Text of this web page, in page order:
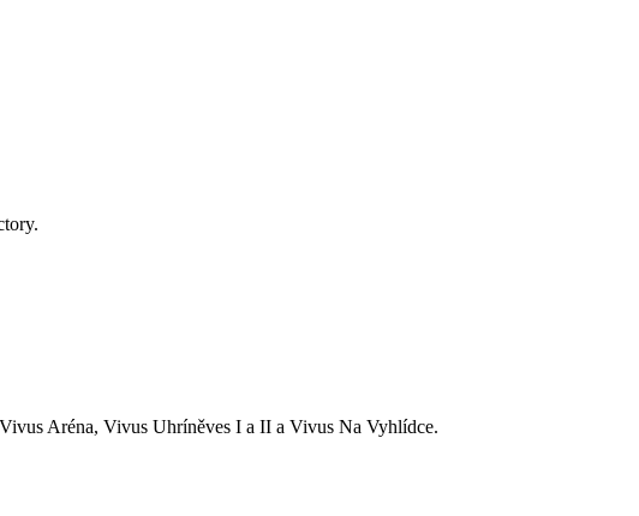
Aréna, Vivus Uhríněves I a II a Vivus Na Vyhlídce.